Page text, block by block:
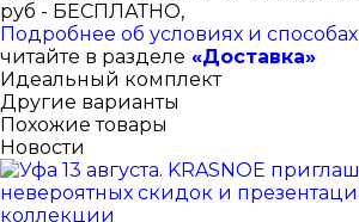
руб - БЕСПЛАТНО,
Подробнее об условиях и способах
читайте в разделе «Доставка»
Идеальный комплект
Другие варианты
Похожие товары
Новости